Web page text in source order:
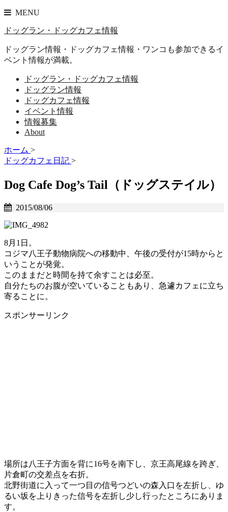
MENU
ドッグラン・ドッグカフェ情報
ドッグラン情報・ドッグカフェ情報・ワンコも参加できるイ
ベント情報が満載。
ドッグラン・ドッグカフェ情報
ドッグラン情報
ドッグカフェ情報
イベント情報
情報募集
About
ホーム >
ドッグカフェ日記 >
Dog Cafe Dog’s Tail（ドッグステイル）
2015/08/06
8月1日。
コジマ八王子動物病院への移動中、午後の受付が15時からと
いうことが発覚。
このままだと時間を持て余すことは必至。
自分たちのお腹が空いていることもあり、急遽カフェに立ち
寄ることに。
スポンサーリンク
場所は八王子方面を背に16号を南下し、京王高尾線を跨ぎ、
片倉町の交差点を右折。
北野街道に入って一つ目の信号つどいの森入口を左折し、ゆ
るい坂を上りきった信号を左折し少し行ったところにありま
す。